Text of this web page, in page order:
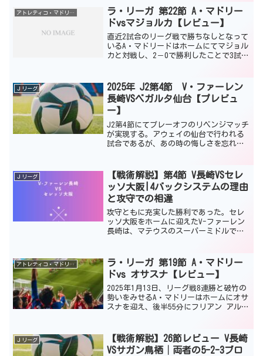
ても残念な敗戦であった。この試合は、
一度もリードで...
アトレティコ・マドリード
ラ・リーガ 第22節 A・マドリー
ドvsマジョルカ【レビュー】
直近2試合のリーグ戦で勝ちなしとなって
いるA・マドリードはホームにてマジョル
カと対戦し、2－0で勝利したことで3試合
のメモリアルな試合であったため勝利で
きたことはチ...
Ｊリーグ
2025年 J2第4節 V・ファーレン
長崎VSベガルタ仙台【プレビュ
ー】
J2第4節にてプレーオフのリベンジマッチ
が実現する。アウェイの仙台で行われる
試合であるが、あの時の悔しさを忘れた
位、仙台は6位の同勝点で並んでおり、ど
ちらもこの試合で勝...
Ｊリーグ
【戦術解説】第4節 V長崎VSセレ
ッソ大阪|4バックシステムの理由
と攻守での相違
攻守ともに充実した勝利であった。セレ
ッソ大阪をホームに迎えたV-ファーレン
長崎は、マテウスのスーパーミドルで先
となったことで勝点5となり、グループ
WESTで5位に順...
アトレティコ・マドリード
ラ・リーガ 第19節 A・マドリー
ドvs オサスナ【レビュー】
2025年1月13日、リーグ戦8連勝と破竹の
勢いをみせるA・マドリーはホームにオサ
スナを迎え、後半55分にフリアン アルバ
となりリーグ戦は8連勝、そして、クラ
ブ...
Ｊリーグ
【戦術解説】26節レビュー V長崎
VSサガン鳥栖│両者の5-2-3ブロ